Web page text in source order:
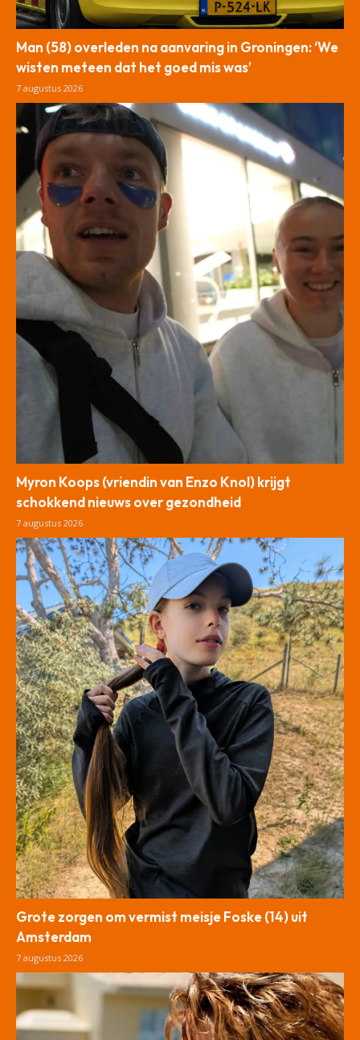
Man (58) overleden na aanvaring in Groningen: ‘We
wisten meteen dat het goed mis was’
7 augustus 2026
Myron Koops (vriendin van Enzo Knol) krijgt
schokkend nieuws over gezondheid
7 augustus 2026
Grote zorgen om vermist meisje Foske (14) uit
Amsterdam
7 augustus 2026